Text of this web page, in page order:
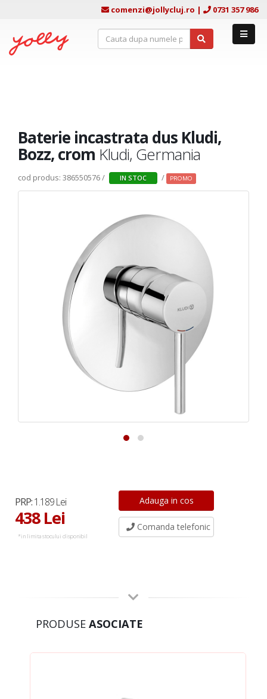
comenzi@jollycluj.ro | 0731 357 986
Baterie incastrata dus Kludi,
Bozz, crom Kludi, Germania
cod produs: 386550576 / IN STOC / PROMO
PRP:1.189 Lei
438 Lei
*in limita stocului disponibil
Comanda telefonic
PRODUSE ASOCIATE